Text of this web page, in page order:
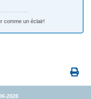
comme un éclair!
2026